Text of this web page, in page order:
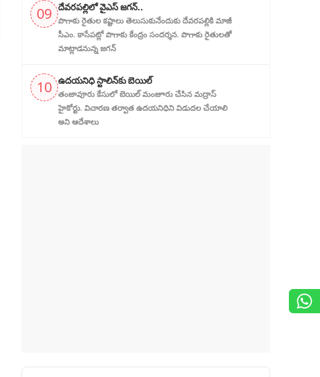
09 దేవరపల్లిలో వైఎస్ జగన్..
పొగాకు రైతుల క‌ష్టాలు తెలుసుకునేందుకు దేవ‌ర‌ప‌ల్లికి మాజీ
సీఎం. కాసేపట్లో పొగాకు కేంద్రం సందర్శన‌. పొగాకు రైతుల‌తో
మాట్లాడ‌నున్న జగన్
10 ఉదయనిధి స్టాలిన్‌కు బెయిల్‌
తంజావూరు కేసులో బెయిల్ మంజూరు చేసిన మద్రాస్
హైకోర్టు. విచారణ తర్వాత ఉదయనిధిని‌ విడుదల చేయాలి
అని ఆదేశాలు